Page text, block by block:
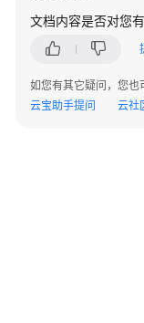
员
视
文档内容是否对您有
如您有其它疑问，您也
云宝助手提问
云社